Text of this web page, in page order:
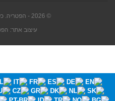
© 2026 - הפטריה. כל הזכויות שמורות.
עיצוב אתר: